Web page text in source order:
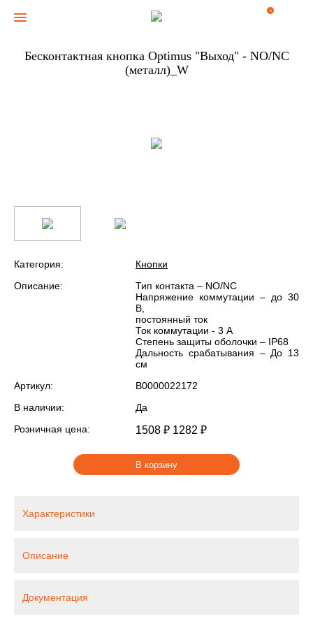
0
Бесконтактная кнопка Optimus "Выход" - NO/NC
(металл)_W
Категория:
Кнопки
Описание:
Тип контакта – NO/NC
Напряжение коммутации – до 30
В,
постоянный ток
Ток коммутации - 3 А
Степень защиты оболочки – IP68
Дальность срабатывания – До 13
см
Артикул:
В0000022172
В наличии:
Да
Розничная цена:
1508 ₽ 1282 ₽
В корзину
Характеристики
Описание
Документация